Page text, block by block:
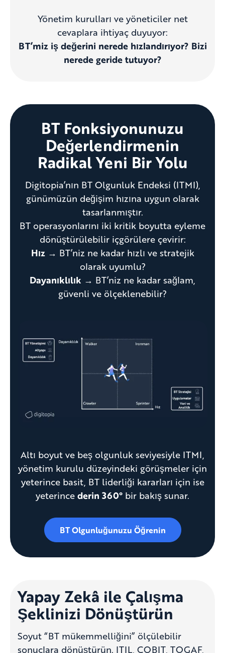
Yönetim kurulları ve yöneticiler net
cevaplara ihtiyaç duyuyor:
BT’miz iş değerini nerede hızlandırıyor? Bizi
nerede geride tutuyor?
BT Fonksiyonunuzu
Değerlendirmenin
Radikal Yeni Bir Yolu
Digitopia’nın BT Olgunluk Endeksi (ITMI),
günümüzün değişim hızına uygun olarak
tasarlanmıştır.
BT operasyonlarını iki kritik boyutta eyleme
dönüştürülebilir içgörülere çevirir:
Hız→ BT’niz ne kadar hızlı ve stratejik
olarak uyumlu?
Dayanıklılık → BT’niz ne kadar sağlam,
güvenli ve ölçeklenebilir?
Altı boyut ve beş olgunluk seviyesiyle ITMI,
yönetim kurulu düzeyindeki görüşmeler için
yeterince basit, BT liderliği kararları için ise
yeterincederin 360° bir bakış sunar.
BT Olgunluğunuzu Öğrenin
Yapay Zekâ ile Çalışma
Şeklinizi Dönüştürün
Soyut “BT mükemmelliğini” ölçülebilir
sonuçlara dönüştürün. ITIL, COBIT, TOGAF,